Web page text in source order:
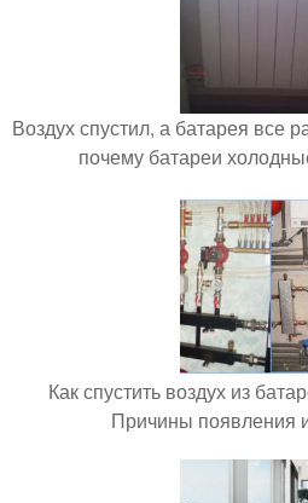
Воздух спустил, а батарея все
почему батареи
Как спустить воздух из
Причины появления